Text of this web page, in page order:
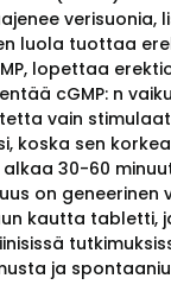
verisuonia,
luola tuottaa
lopettaa
cGMP: n
vain
koska sen
alkaa 30-60
on geneerinen
kautta tabletti,
ja